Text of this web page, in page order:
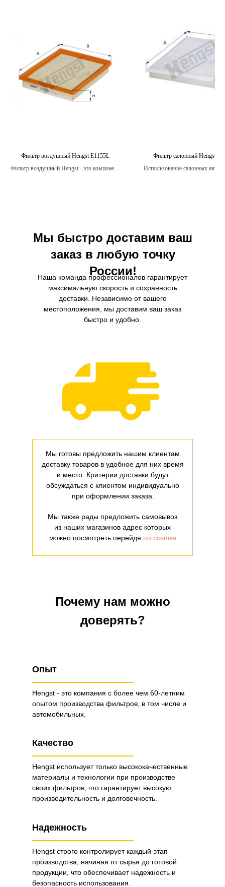
Фильтр воздушный Hengst E1155L
Фильтр воздушный Hengst - это компонент,
Фильтр салонный Hengst
Использование салонных
Мы быстро доставим ваш
заказ в любую точку
России!
Мы готовы предложить нашим клиентам
доставку товаров в удобное для них время
и место. Критерии доставки будут
обсуждаться с клиентом индивидуально
при оформлении заказа.
Мы также рады предложить самовывоз
из наших магазинов адрес которых
можно посмотреть перейдя по ссылке
Наша команда профессионалов гарантирует
максимальную скорость и сохранность
доставки. Независимо от вашего
местоположения, мы доставим ваш заказ
быстро и удобно.
Почему нам можно
доверять?
Опыт
Hengst - это компания с более чем 60-летним
опытом производства фильтров, в том числе и
автомобильных.
Качество
Надежность
Hengst использует только высококачественные
материалы и технологии при производстве
своих фильтров, что гарантирует высокую
производительность и долговечность.
Hengst строго контролирует каждый этап
производства, начиная от сырья до готовой
продукции, что обеспечивает надежность и
безопасность использования.